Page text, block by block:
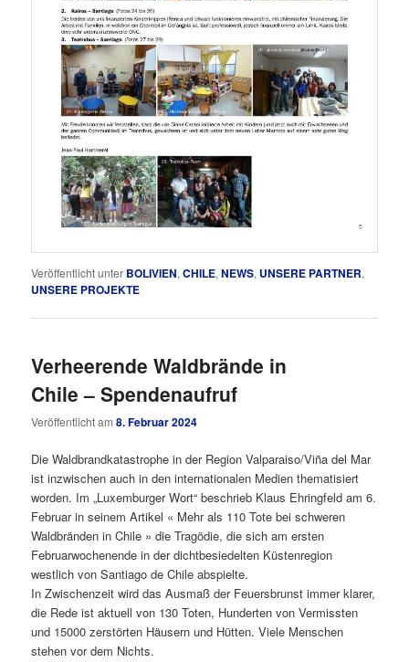
Veröffentlicht unter BOLIVIEN,CHILE,NEWS, UNSERE PARTNER,
UNSERE PROJEKTE
Verheerende Waldbrände in
Chile – Spendenaufruf
Veröffentlicht am8. Februar 2024
Die Waldbrandkatastrophe in der Region Valparaiso/Viña del Mar
ist inzwischen auch in den internationalen Medien thematisiert
worden. Im „Luxemburger Wort“ beschrieb Klaus Ehringfeld am 6.
Februar in seinem Artikel « Mehr als 110 Tote bei schweren
Waldbränden in Chile » die Tragödie, die sich am ersten
Februarwochenende in der dichtbesiedelten Küstenregion
westlich von Santiago de Chile abspielte.
In Zwischenzeit wird das Ausmaß der Feuersbrunst immer klarer,
die Rede ist aktuell von 130 Toten, Hunderten von Vermissten
und 15000 zerstörten Häusern und Hütten. Viele Menschen
stehen vor dem Nichts.